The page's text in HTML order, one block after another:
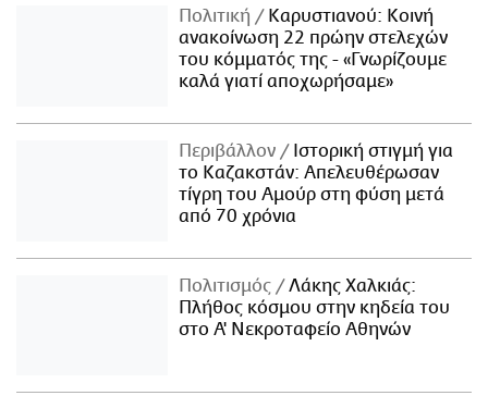
Πολιτική
Καρυστιανού: Κοινή
ανακοίνωση 22 πρώην στελεχών
του κόμματός της - «Γνωρίζουμε
καλά γιατί αποχωρήσαμε»
Περιβάλλον
Ιστορική στιγμή για
το Καζακστάν: Απελευθέρωσαν
τίγρη του Αμούρ στη φύση μετά
από 70 χρόνια
Πολιτισμός
Λάκης Χαλκιάς:
Πλήθος κόσμου στην κηδεία του
στο Α' Νεκροταφείο Αθηνών